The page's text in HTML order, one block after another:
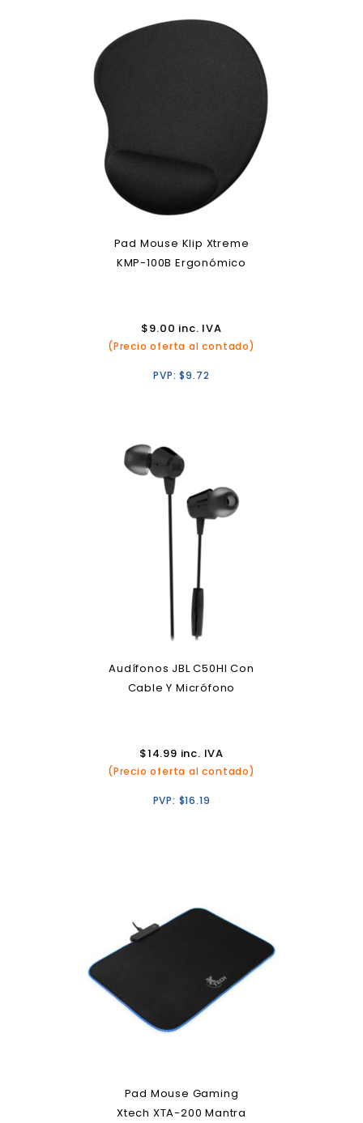
Pad Mouse Klip Xtreme
KMP-100B Ergonómico
$9.00 inc. IVA
(Precio oferta al contado)
PVP:$9.72
Audífonos JBL C50HI Con
Cable Y Micrófono
$14.99 inc. IVA
(Precio oferta al contado)
PVP: $16.19
Pad Mouse Gaming
Xtech XTA-200 Mantra